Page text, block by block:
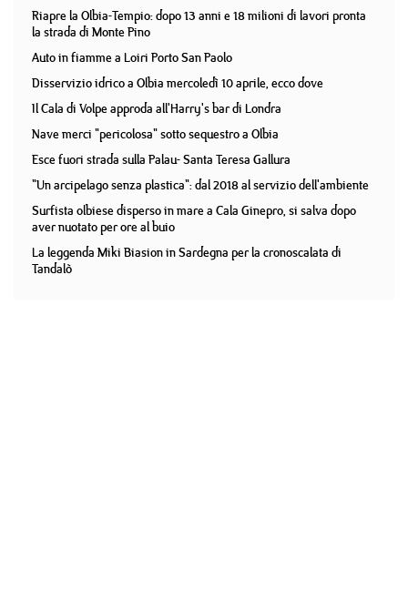
Riapre la Olbia-Tempio: dopo 13 anni e 18 milioni di lavori pronta
la strada di Monte Pino
Auto in fiamme a Loiri Porto San Paolo
Disservizio idrico a Olbia mercoledì 10 aprile, ecco dove
Il Cala di Volpe approda all'Harry's bar di Londra
Nave merci "pericolosa" sotto sequestro a Olbia
Esce fuori strada sulla Palau- Santa Teresa Gallura
"Un arcipelago senza plastica": dal 2018 al servizio dell'ambiente
Surfista olbiese disperso in mare a Cala Ginepro, si salva dopo
aver nuotato per ore al buio
La leggenda Miki Biasion in Sardegna per la cronoscalata di
Tandalò